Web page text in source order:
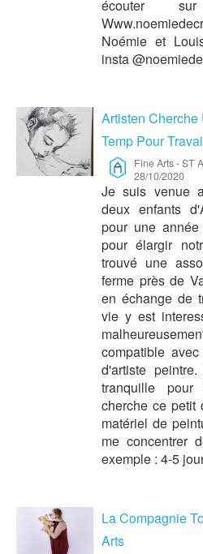
écouter
Noémie et
insta
Artisten Cherche
Temp Pour
Fine Arts-ST
28/10/2020
Je suis venue
deux enfants
pour une
pour élargir
trouvé une
ferme près de
en échange de
vie y est
compatible
d'artiste
tranquille
cherche ce petit
matériel de
me concentrer
exemple : 4-5
La Compagnie
Arts